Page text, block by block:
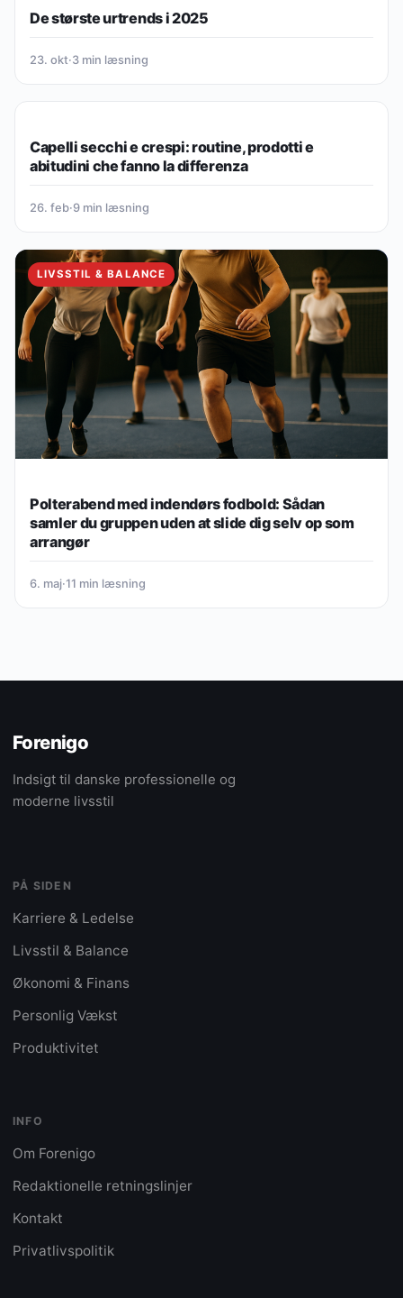
De største urtrends i 2025
23. okt·3 min læsning
Capelli secchi e crespi: routine, prodotti e
abitudini che fanno la differenza
26. feb·9 min læsning
LIVSSTIL & BALANCE
Polterabend med indendørs fodbold: Sådan
samler du gruppen uden at slide dig selv op som
arrangør
6. maj·11 min læsning
Forenigo
Indsigt til danske professionelle og
moderne livsstil
PÅ SIDEN
Karriere & Ledelse
Livsstil & Balance
Økonomi & Finans
Personlig Vækst
Produktivitet
INFO
Om Forenigo
Redaktionelle retningslinjer
Kontakt
Privatlivspolitik